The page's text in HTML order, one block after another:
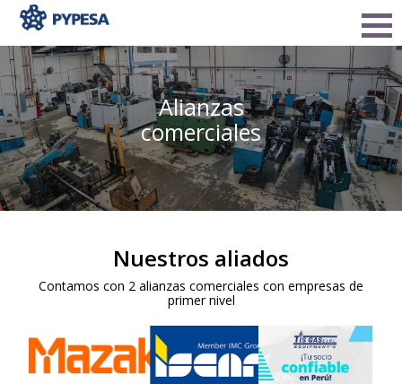
Alianzas
comerciales
Nuestros aliados
Contamos con 2 alianzas comerciales con empresas de
primer nivel